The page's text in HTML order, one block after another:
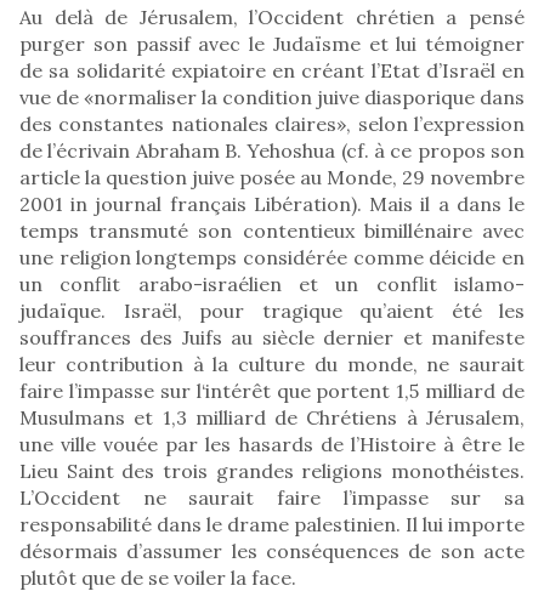
Au delà de Jérusalem, l’Occident chrétien a pensé
purger son passif avec le Judaïsme et lui témoigner
de sa solidarité expiatoire en créant l’Etat d’Israël en
vue de «normaliser la condition juive diasporique dans
des constantes nationales claires», selon l’expression
de l’écrivain Abraham B. Yehoshua (cf. à ce propos son
article la question juive posée au Monde, 29 novembre
2001 in journal français Libération). Mais il a dans le
temps transmuté son contentieux bimillénaire avec
une religion longtemps considérée comme déicide en
un conflit arabo-israélien et un conflit islamo-
judaïque. Israël, pour tragique qu’aient été les
souffrances des Juifs au siècle dernier et manifeste
leur contribution à la culture du monde, ne saurait
faire l’impasse sur l‘intérêt que portent 1,5 milliard de
Musulmans et 1,3 milliard de Chrétiens à Jérusalem,
une ville vouée par les hasards de l’Histoire à être le
Lieu Saint des trois grandes religions monothéistes.
L’Occident ne saurait faire l’impasse sur sa
responsabilité dans le drame palestinien. Il lui importe
désormais d’assumer les conséquences de son acte
plutôt que de se voiler la face.